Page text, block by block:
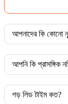
আপনাদের কি কোনো
আপনি কি প্রাসঙ্গিক
গড় লিড টাইম কত?